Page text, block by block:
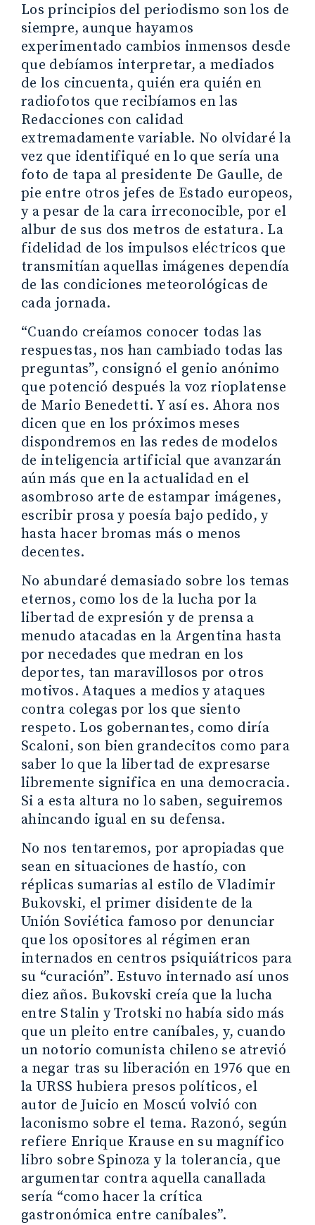
Los principios del periodismo son los de
siempre, aunque hayamos
experimentado cambios inmensos desde
que debíamos interpretar, a mediados
de los cincuenta, quién era quién en
radiofotos que recibíamos en las
Redacciones con calidad
extremadamente variable. No olvidaré la
vez que identifiqué en lo que sería una
foto de tapa al presidente De Gaulle, de
pie entre otros jefes de Estado europeos,
y a pesar de la cara irreconocible, por el
albur de sus dos metros de estatura. La
fidelidad de los impulsos eléctricos que
transmitían aquellas imágenes dependía
de las condiciones meteorológicas de
cada jornada.
“Cuando creíamos conocer todas las
respuestas, nos han cambiado todas las
preguntas”, consignó el genio anónimo
que potenció después la voz rioplatense
de Mario Benedetti. Y así es. Ahora nos
dicen que en los próximos meses
dispondremos en las redes de modelos
de inteligencia artificial que avanzarán
aún más que en la actualidad en el
asombroso arte de estampar imágenes,
escribir prosa y poesía bajo pedido, y
hasta hacer bromas más o menos
decentes.
No abundaré demasiado sobre los temas
eternos, como los de la lucha por la
libertad de expresión y de prensa a
menudo atacadas en la Argentina hasta
por necedades que medran en los
deportes, tan maravillosos por otros
motivos. Ataques a medios y ataques
contra colegas por los que siento
respeto. Los gobernantes, como diría
Scaloni, son bien grandecitos como para
saber lo que la libertad de expresarse
libremente significa en una democracia.
Si a esta altura no lo saben, seguiremos
ahincando igual en su defensa.
No nos tentaremos, por apropiadas que
sean en situaciones de hastío, con
réplicas sumarias al estilo de Vladimir
Bukovski, el primer disidente de la
Unión Soviética famoso por denunciar
que los opositores al régimen eran
internados en centros psiquiátricos para
su “curación”. Estuvo internado así unos
diez años. Bukovski creía que la lucha
entre Stalin y Trotski no había sido más
que un pleito entre caníbales, y, cuando
un notorio comunista chileno se atrevió
a negar tras su liberación en 1976 que en
la URSS hubiera presos políticos, el
autor de Juicio en Moscú volvió con
laconismo sobre el tema. Razonó, según
refiere Enrique Krause en su magnífico
libro sobre Spinoza y la tolerancia, que
argumentar contra aquella canallada
sería “como hacer la crítica
gastronómica entre caníbales”.